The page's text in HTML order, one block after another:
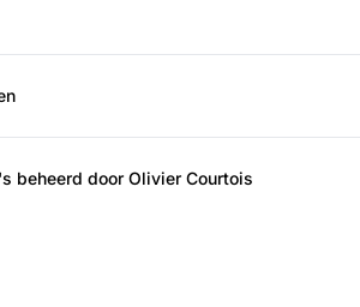
beheerd door Olivier Courtois